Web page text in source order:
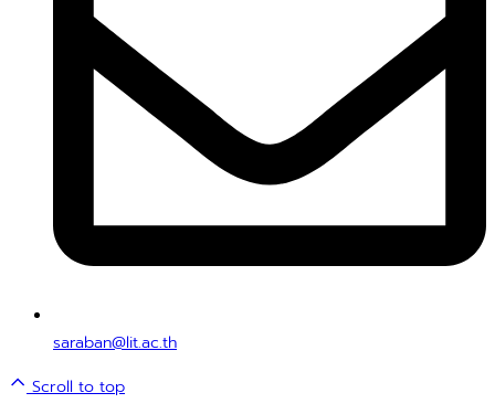
saraban@lit.ac.th
Scroll to top